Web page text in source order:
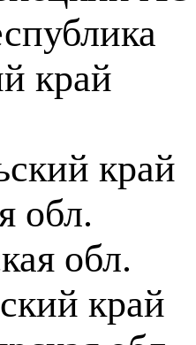
край
край
обл.
обл.
край